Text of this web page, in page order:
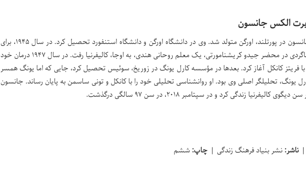
الکس جانسون
جانسون در پورتلند، اورگن متولد شد. وی در دانشگاه اورگن و دانشگاه استنفورد تحصیل کرد. در سال ۱۹۴۵، برای
شاگردی در محضر جیدو کریشنامورتی، یک معلم روحانی هندی، به اوجا، کالیفرنیا رفت. در سال ۱۹۴۷ درمان خود
با فریتز کانکل آغاز کرد. بعدها در مؤسسه کارل یونگ در زوریخ، سوئیس تحصیل کرد، جایی که اما یونگ همسر
یونگ، تحلیلگر اصلی وی بود. او روانشناسی تحلیلی خود را با کانکل و تونی ساسمن به پایان رساند. جانسون
دیگوی کالیفرنیا زندگی کرد و در سپتامبر ۲۰۱۸، در سن ۹۷ سالگی درگذشت.
ناشر: نشر بنیاد فرهنگ زندگی | چاپ: ششم